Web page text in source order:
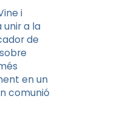
i
unir a la
de
en un
comunió